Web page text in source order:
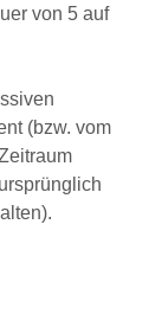
von 5 auf
(bzw. vom